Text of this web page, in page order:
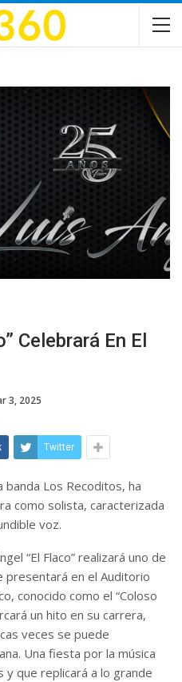
Celebrará En El
3, 2025
Twitter
banda Los Recoditos, ha
como solista, caracterizada
voz.
“El Flaco” realizará uno de
presentará en el Auditorio
conocido como el “Coloso
un hito en su carrera,
veces se puede
Una fiesta por la música
y que replicará a lo grande